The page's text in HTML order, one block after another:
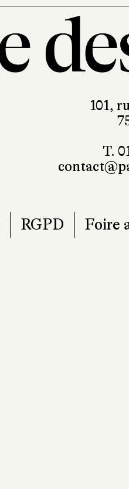
101,
T.
RGPD Foire